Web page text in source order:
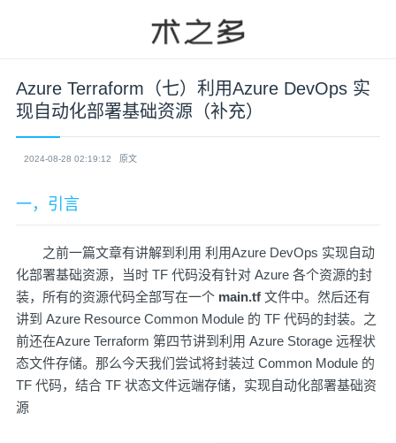
Azure Terraform（七）利用Azure DevOps 实
现自动化部署基础资源（补充）
2024-08-28 02:19:12 原文
一，引言
之前一篇文章有讲解到利用 利用Azure DevOps 实现自动
化部署基础资源，当时 TF 代码没有针对 Azure 各个资源的封
装，所有的资源代码全部写在一个 main.tf 文件中。然后还有
讲到 Azure Resource Common Module 的 TF 代码的封装。之
前还在Azure Terraform 第四节讲到利用 Azure Storage 远程状
态文件存储。那么今天我们尝试将封装过 Common Module 的
TF 代码，结合 TF 状态文件远端存储，实现自动化部署基础资
源